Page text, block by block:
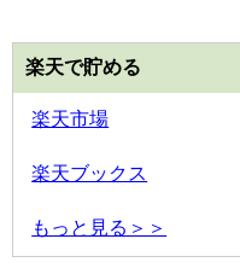
楽天で貯める
楽天市場
楽天ブックス
もっと見る＞＞